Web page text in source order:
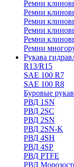
Ремни
Ремни
Ремни
Ремни
Ремни
Ремни
Рукава
R13/R15
SAE 100 R7
SAE 100 R8
Буровые
РВД 1SN
РВД 2SC
РВД 2SN
РВД 2SN-K
РВД 4SH
РВД 4SP
РВД PTFE
РВД